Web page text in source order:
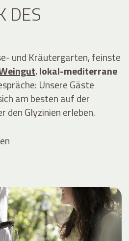
DES
und Kräutergarten, feinste
,lokal-mediterrane
Unsere Gäste
am besten auf der
den Glyzinien erleben.